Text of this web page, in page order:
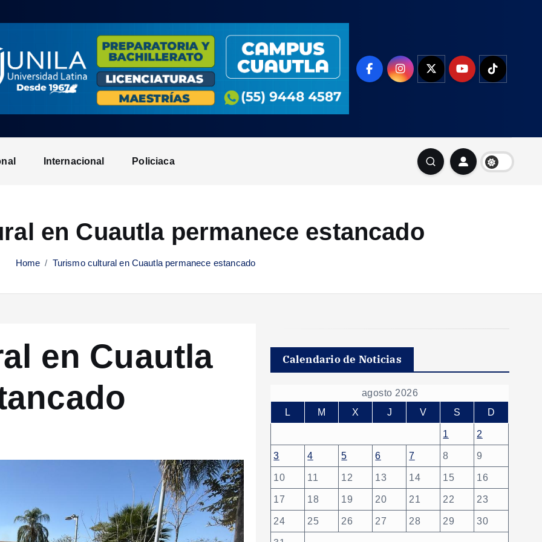
Internacional Policiaca
en Cuautla permanece estancado
Home Turismo cultural en Cuautla permanece estancado
en Cuautla
Calendario de Noticias
agosto 2026
L
M X J V S D
1 2
3 4 5 6 7 8 9
10 11 12 13 14 15 16
17 18 19 20 21 22 23
24 25 26 27 28 29 30